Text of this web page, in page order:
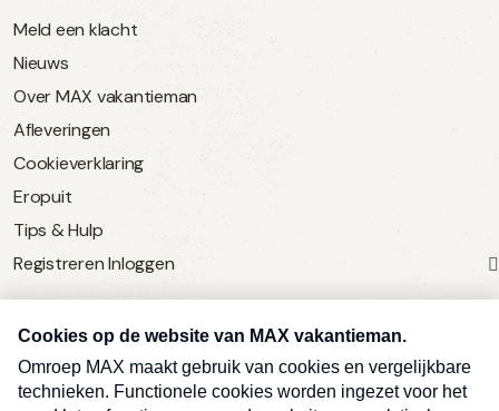
Meld een klacht
Nieuws
Over MAX vakantieman
Afleveringen
Cookieverklaring
Eropuit
Tips & Hulp
Registreren Inloggen
SERVICE
Over Omroep MAX
MAX Vandaag